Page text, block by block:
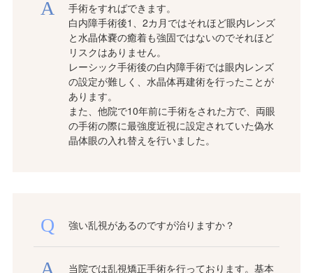
手術をすればできます。
白内障手術後1、2カ月ではそれほど眼内レンズ
と水晶体嚢の癒着も強固ではないのでそれほど
リスクはありません。
レーシック手術後の白内障手術では眼内レンズ
の設定が難しく、水晶体再建術を行ったことが
あります。
また、他院で10年前に手術をされた方で、両眼
の手術の際に最強度近視に設定されていた偽水
晶体眼の入れ替えを行いました。
強い乱視があるのですが治りますか？
当院では乱視矯正手術を行っております。基本